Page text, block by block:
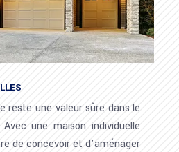
reste une valeur sûre dans le
une maison individuelle
de concevoir et d’aménager